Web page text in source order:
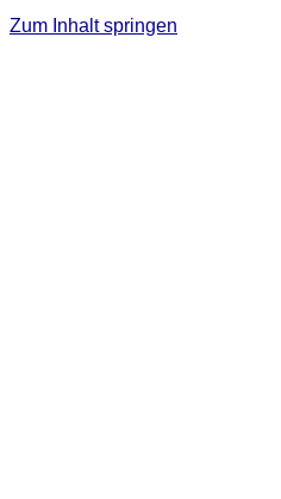
Zum Inhalt springen